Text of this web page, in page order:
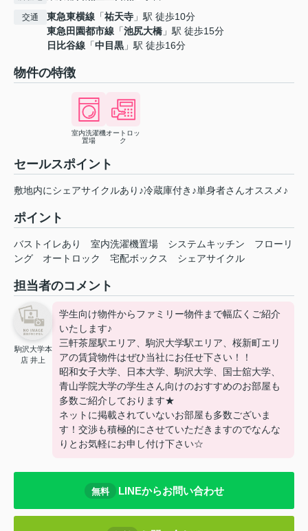
交通 東急東横線 「祐天寺 」駅 徒歩10分
東急田園都市線 「池尻大橋 」駅 徒歩15分
日比谷線 「中目黒 」駅 徒歩16分
物件の特徴
室内洗濯機
置場
オートロッ
ク
セールスポイント
敷地内にシェアサイクルあり♪冷蔵庫付き♪単身者さんオススメ♪
ポイント
バストイレあり 室内洗濯機置場 システムキッチン
フローリ
ング
オートロック 宅配ボックス シェアサイクル
担当者のコメント
駒沢大学本
店 井上
学生向け物件からファミリー物件まで幅広くご紹介
いたします♪
三軒茶屋駅エリア、駒沢大学駅エリア、桜新町エリ
アの賃貸物件はぜひ当社にお任せ下さい！！
昭和女子大学、日本大学、駒沢大学、国士舘大学、
青山学院大学の学生さん向けのおすすめのお部屋も
多数ご紹介しております★
ネットに掲載されていないお部屋も多数ございま
す！交渉も積極的にさせていただきますのでなんな
りとお気軽にお申し付け下さい☆
無料 LINEからお問い合わせ